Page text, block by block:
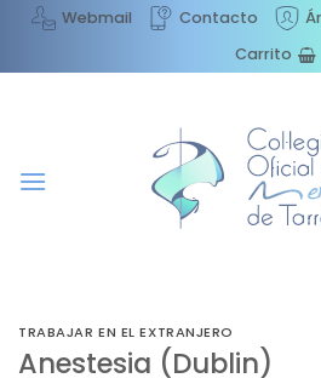
Saltar
contenido
Webmail Contacto
Carrito
TRABAJAR EN EL EXTRANJERO
Anestesia (Dublin)